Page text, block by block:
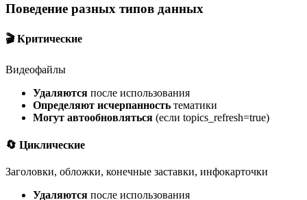
Поведение разных типов данных
🎬 Критические
Видеофайлы
Удаляются после использования
Определяют исчерпанность тематики
Могут автообновляться (если topics_refresh=true)
🔄 Циклические
Заголовки, обложки, конечные заставки, инфокарточки
Удаляются после использования